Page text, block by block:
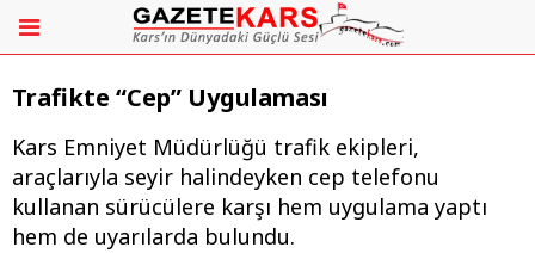
Trafikte “Cep” Uygulaması
Kars Emniyet Müdürlüğü trafik ekipleri,
araçlarıyla seyir halindeyken cep telefonu
kullanan sürücülere karşı hem uygulama yaptı
hem de uyarılarda bulundu.